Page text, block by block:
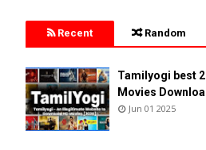
Recent Random
Tamilyogi best
Movies
Jun 01 2025